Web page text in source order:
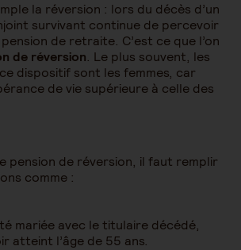
la réversion : lors du décès d’un
survivant continue de percevoir
de retraite. C’est ce que l’on
de réversion. Le plus souvent, les
dispositif sont les femmes, car
de vie supérieure à celle des
pension de réversion, il faut remplir
comme :
mariée avec le titulaire décédé,
atteint l’âge de 55 ans.